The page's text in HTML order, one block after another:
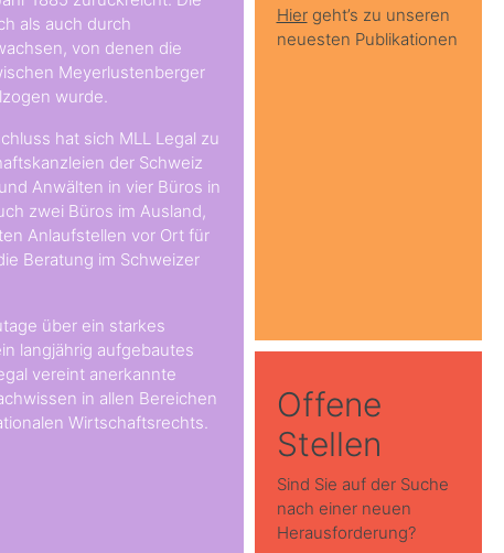
als auch durch
von denen die
Meyerlustenberger
wurde.
hat sich MLL Legal zu
der Schweiz
Anwälten in vier Büros in
zwei Büros im Ausland,
Anlaufstellen vor Ort für
Beratung im Schweizer
über ein starkes
langjährig aufgebautes
vereint anerkannte
in allen Bereichen
Wirtschaftsrechts.
Hiergeht’s zu unseren
neuesten Publikationen
Offene
Stellen
Sind Sie auf der Suche
nach einer neuen
Herausforderung?